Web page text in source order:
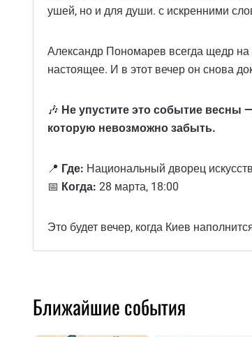
ушей, но и для души. с искренними
Александр Пономарев всегда щедр на
настоящее. И в этот вечер он снова
🎶 Не упустите это событие весны
которую невозможно забыть.
📍 Где: Национальный дворец
📅 Когда: 28 марта, 18:00
Это будет вечер, когда Киев
Ближайшие события